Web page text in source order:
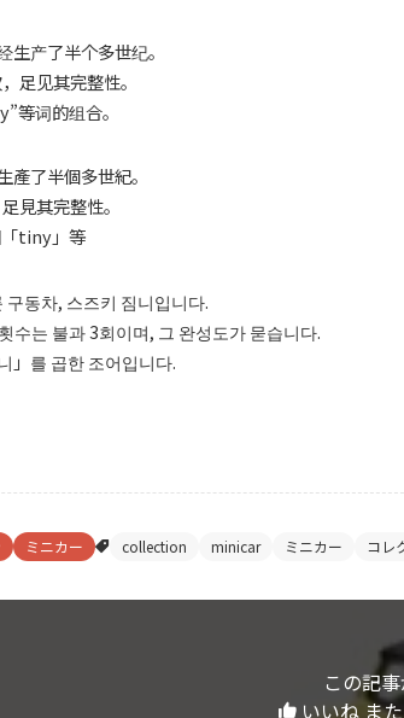
产了半个多世纪。
足见其完整性。
词的组合。
了半個多世紀。
見其完整性。
tiny」等
동차, 스즈키 짐니입니다.
수는 불과 3회이며, 그 완성도가 묻습니다.
」를 곱한 조어입니다.
ミニカー collection minicar ミニカー コレ
この記
いいね ま